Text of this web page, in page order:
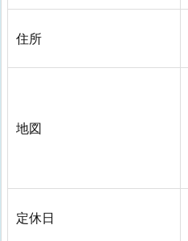
住所
地図
定休日